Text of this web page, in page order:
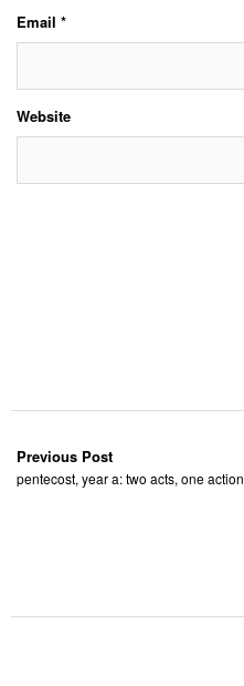
Email *
Website
Previous Post
pentecost, year a: two acts, one action